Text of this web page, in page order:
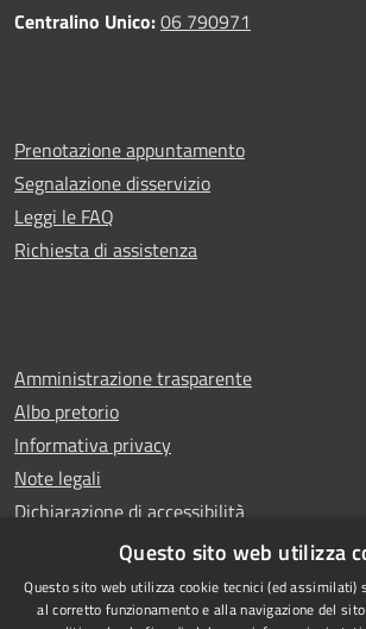
Centralino Unico:06 790971
Prenotazione appuntamento
Segnalazione disservizio
Leggi le FAQ
Richiesta di assistenza
Amministrazione trasparente
Albo pretorio
Informativa privacy
Note legali
Dichiarazione di accessibilità
WhistleblowingQuesto sito web utilizza
Questo sito web utilizza cookie tecnici (ed assimilati)
al corretto funzionamento e alla navigazione del